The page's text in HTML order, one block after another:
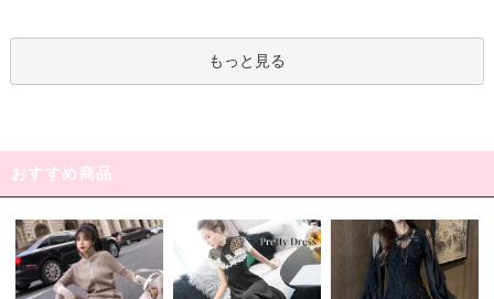
もっと見る
おすすめ商品